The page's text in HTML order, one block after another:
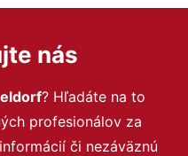
nás
? Hľadáte na to
profesionálov za
či nezáväznú